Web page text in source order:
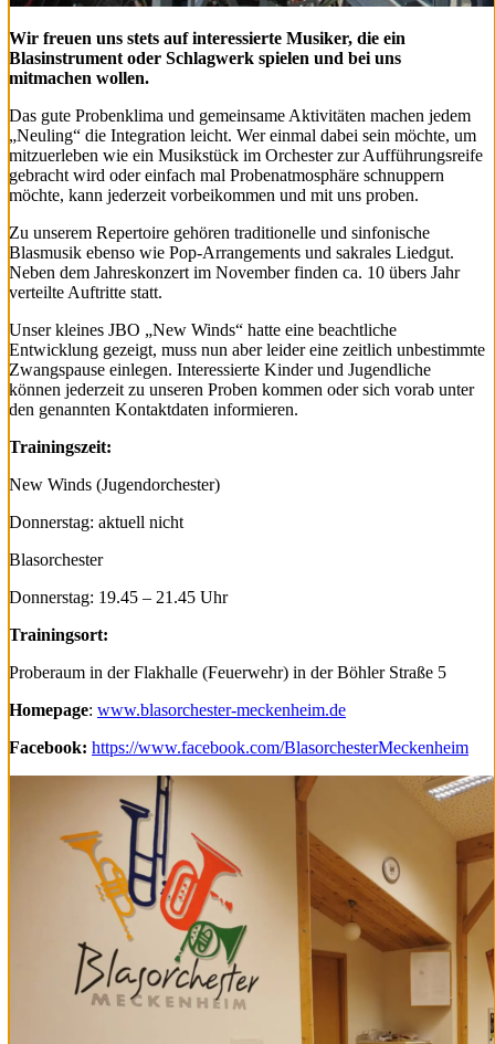
Wir freuen uns stets auf interessierte Musiker, die ein
Blasinstrument oder Schlagwerk spielen und bei uns
mitmachen wollen.
Das gute Probenklima und gemeinsame Aktivitäten machen jedem
„Neuling“ die Integration leicht. Wer einmal dabei sein möchte, um
mitzuerleben wie ein Musikstück im Orchester zur Aufführungsreife
gebracht wird oder einfach mal Probenatmosphäre schnuppern
möchte, kann jederzeit vorbeikommen und mit uns proben.
Zu unserem Repertoire gehören traditionelle und sinfonische
Blasmusik ebenso wie Pop-Arrangements und sakrales Liedgut.
Neben dem Jahreskonzert im November finden ca. 10 übers Jahr
verteilte Auftritte statt.
Unser kleines JBO „New Winds“ hatte eine beachtliche
Entwicklung gezeigt, muss nun aber leider eine zeitlich unbestimmte
Zwangspause einlegen. Interessierte Kinder und Jugendliche
können jederzeit zu unseren Proben kommen oder sich vorab unter
den genannten Kontaktdaten informieren.
Trainingszeit:
New Winds (Jugendorchester)
Donnerstag: aktuell nicht
Blasorchester
Donnerstag: 19.45 – 21.45 Uhr
Trainingsort:
Proberaum in der Flakhalle (Feuerwehr) in der Böhler Straße 5
Homepage: www.blasorchester-meckenheim.de
Facebook: https://www.facebook.com/BlasorchesterMeckenheim